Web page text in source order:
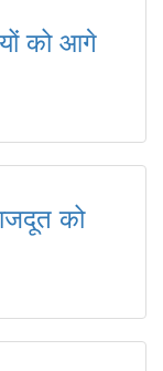
को आगे
को